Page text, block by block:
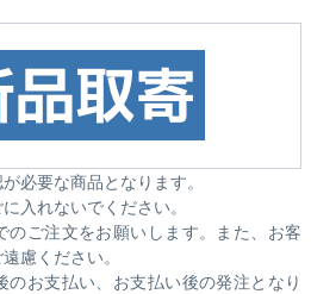
必要な商品となります。
入れないでください。
のご注文をお願いします。また、お客
慮ください。
お支払い、お支払い後の発注となり